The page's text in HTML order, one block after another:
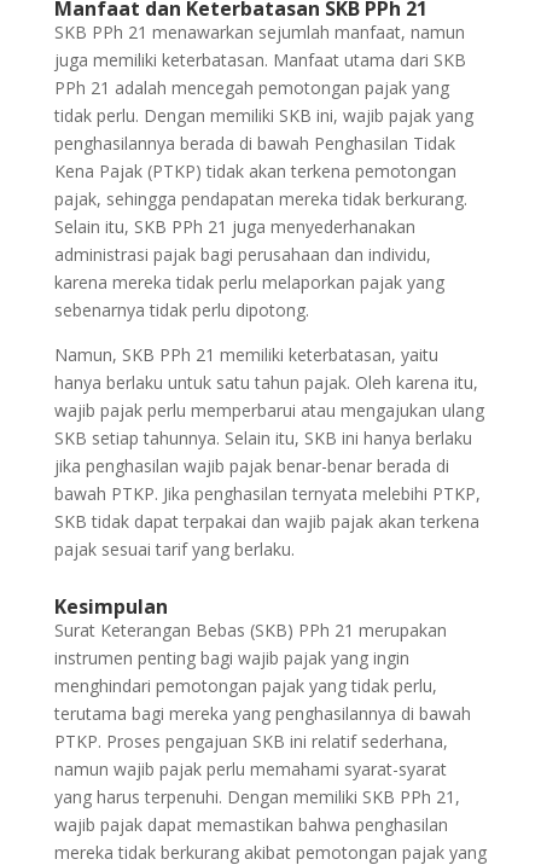
Manfaat dan Keterbatasan SKB PPh 21
SKB PPh 21 menawarkan sejumlah manfaat, namun
juga memiliki keterbatasan. Manfaat utama dari SKB
PPh 21 adalah mencegah pemotongan pajak yang
tidak perlu. Dengan memiliki SKB ini, wajib pajak yang
penghasilannya berada di bawah Penghasilan Tidak
Kena Pajak (PTKP) tidak akan terkena pemotongan
pajak, sehingga pendapatan mereka tidak berkurang.
Selain itu, SKB PPh 21 juga menyederhanakan
administrasi pajak bagi perusahaan dan individu,
karena mereka tidak perlu melaporkan pajak yang
sebenarnya tidak perlu dipotong.
Namun, SKB PPh 21 memiliki keterbatasan, yaitu
hanya berlaku untuk satu tahun pajak. Oleh karena itu,
wajib pajak perlu memperbarui atau mengajukan ulang
SKB setiap tahunnya. Selain itu, SKB ini hanya berlaku
jika penghasilan wajib pajak benar-benar berada di
bawah PTKP. Jika penghasilan ternyata melebihi PTKP,
SKB tidak dapat terpakai dan wajib pajak akan terkena
pajak sesuai tarif yang berlaku.
Kesimpulan
Surat Keterangan Bebas (SKB) PPh 21 merupakan
instrumen penting bagi wajib pajak yang ingin
menghindari pemotongan pajak yang tidak perlu,
terutama bagi mereka yang penghasilannya di bawah
PTKP. Proses pengajuan SKB ini relatif sederhana,
namun wajib pajak perlu memahami syarat-syarat
yang harus terpenuhi. Dengan memiliki SKB PPh 21,
wajib pajak dapat memastikan bahwa penghasilan
mereka tidak berkurang akibat pemotongan pajak yang